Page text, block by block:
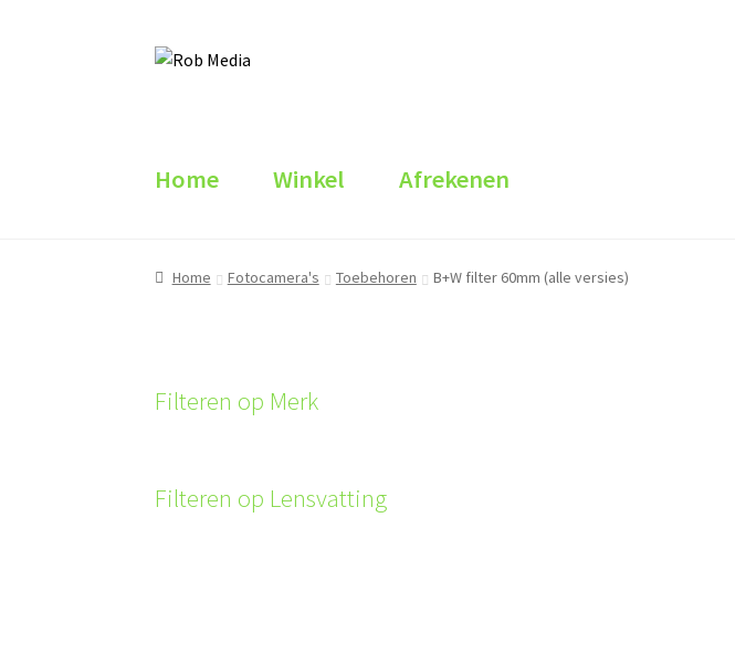
Ga
Ga
Home Winkel Afrekenen
Home Fotocamera's Toebehoren B+W filter 60mm (alle versies)
Filteren op Merk
Filteren op Lensvatting